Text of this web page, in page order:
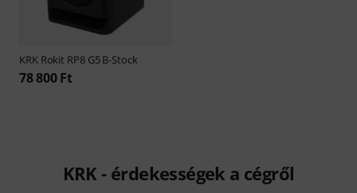
KRK Rokit RP8 G5 B-Stock
78 800 Ft
KRK - érdekességek a cégről